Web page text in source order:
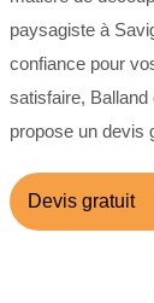
paysagiste à
confiance pour
satisfaire,
propose un devis
Devis gratuit